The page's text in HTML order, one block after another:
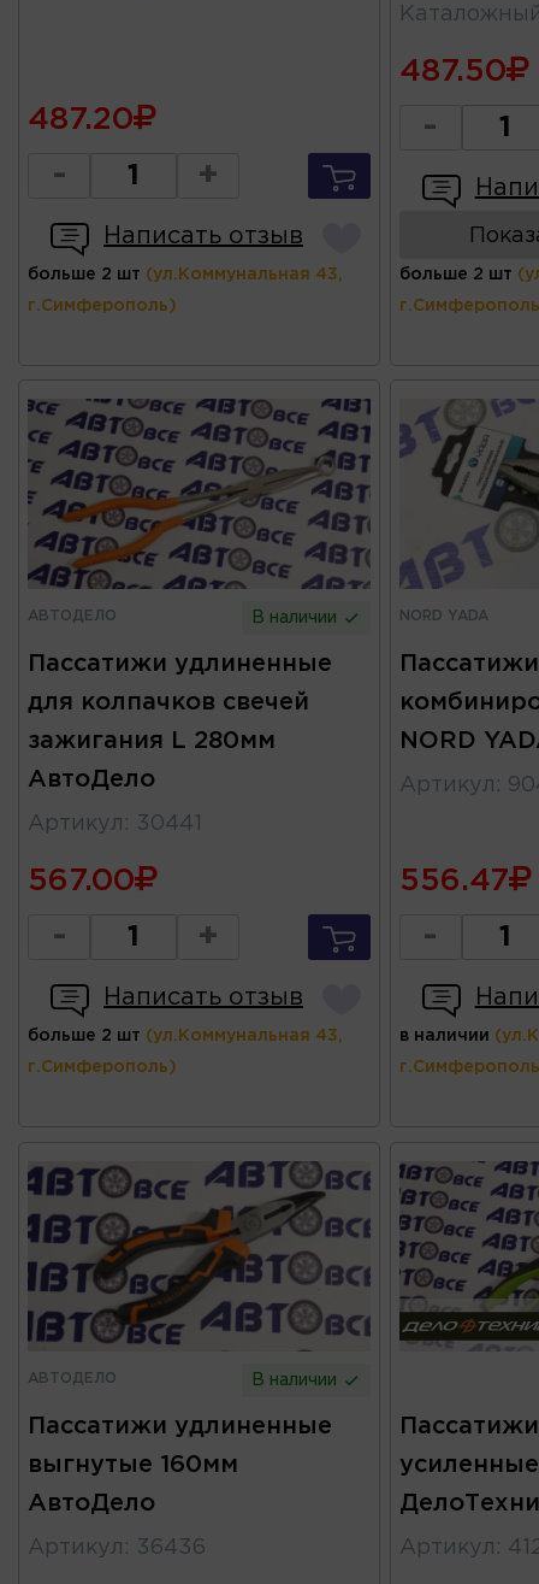
487.20
- +
Написать отзыв
больше 2 шт (ул.Коммунальная 43,
г.Симферополь)
487.50
-
больше 2 шт
АВТОДЕЛО В наличии
Пассатижи удлиненные
для колпачков свечей
зажигания L 280мм
АвтоДело
Артикул : 30441
567.00
- +
Написать отзыв
больше 2 шт (ул.Коммунальная 43,
г.Симферополь)
NORD YADA
Пассатижи
NORD
Артикул :
556.47
-
в наличии
АВТОДЕЛО В наличии
Пассатижи удлиненные
выгнутые 160мм
АвтоДело
Артикул : 36436 Артикул :